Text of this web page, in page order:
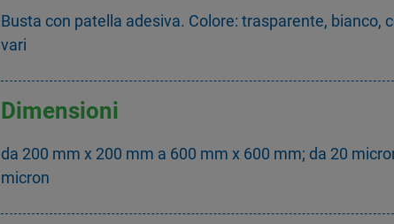
Busta con patella adesiva. Colore: trasparente, bianco,
vari
Dimensioni
da 200 mm x 200 mm a 600 mm x 600 mm; da 20
micron